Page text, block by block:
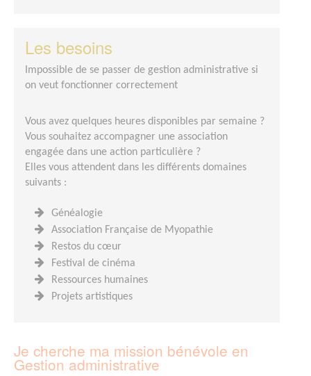
Les besoins
Impossible de se passer de gestion administrative si
on veut fonctionner correctement
Vous avez quelques heures disponibles par semaine ?
Vous souhaitez accompagner une association
engagée dans une action particulière ?
Elles vous attendent dans les différents domaines
suivants :
Généalogie
Association Française de Myopathie
Restos du cœur
Festival de cinéma
Ressources humaines
Projets artistiques
Je cherche ma mission bénévole en
Gestion administrative